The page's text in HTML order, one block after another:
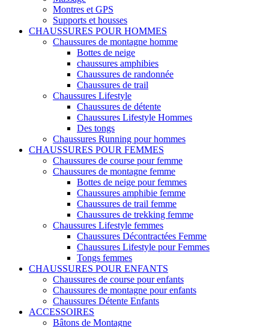
Montres et GPS
Supports et housses
CHAUSSURES POUR HOMMES
Chaussures de montagne homme
Bottes de neige
chaussures amphibies
Chaussures de randonnée
Chaussures de trail
Chaussures Lifestyle
Chaussures de détente
Chaussures Lifestyle Hommes
Des tongs
Chaussures Running pour hommes
CHAUSSURES POUR FEMMES
Chaussures de course pour femme
Chaussures de montagne femme
Bottes de neige pour femmes
Chaussures amphibie femme
Chaussures de trail femme
Chaussures de trekking femme
Chaussures Lifestyle femmes
Chaussures Décontractées Femme
Chaussures Lifestyle pour Femmes
Tongs femmes
CHAUSSURES POUR ENFANTS
Chaussures de course pour enfants
Chaussures de montagne pour enfants
Chaussures Détente Enfants
ACCESSOIRES
Bâtons de Montagne